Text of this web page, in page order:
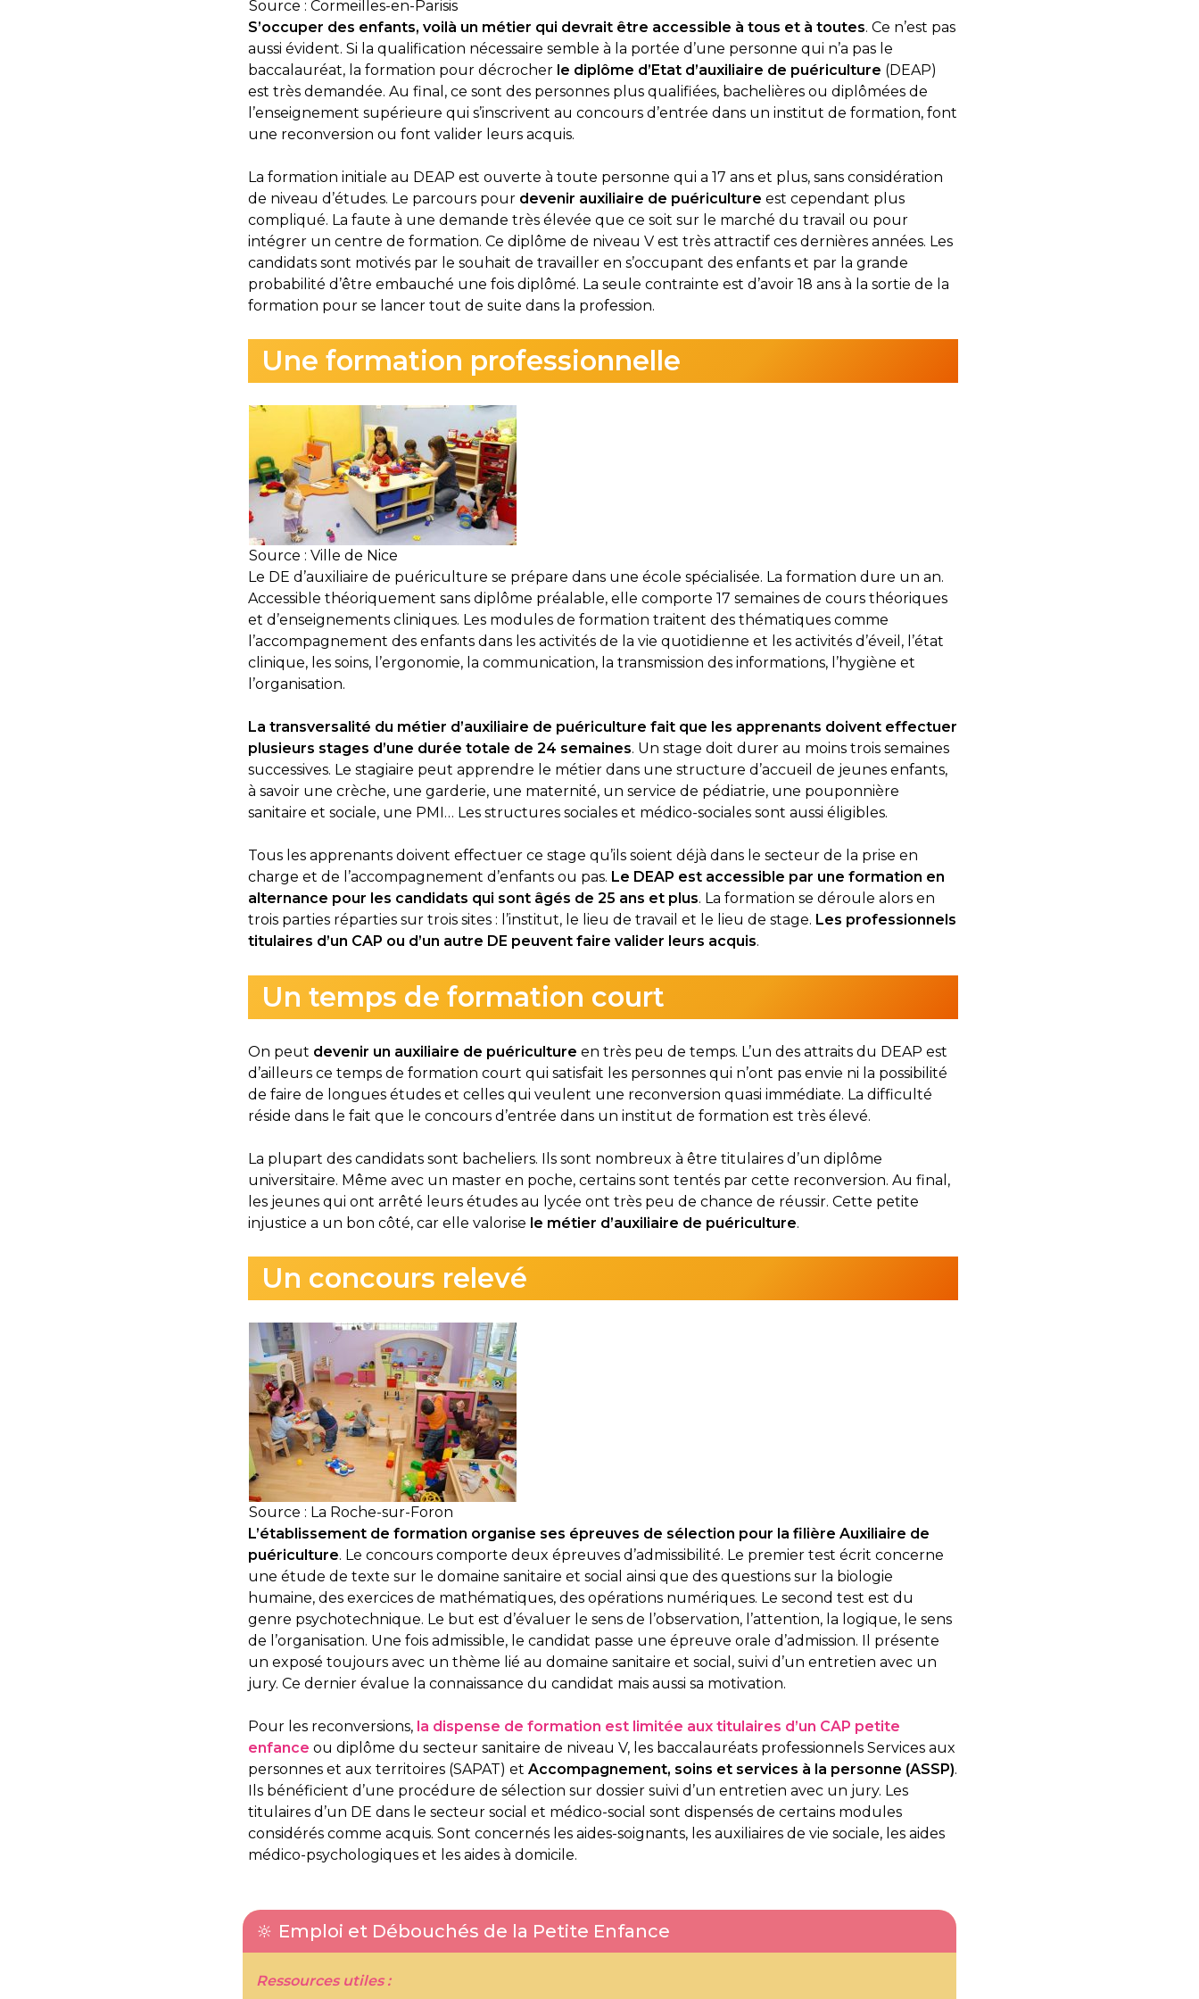
Source : Cormeilles-en-Parisis
S’occuper des enfants, voilà un métier qui devrait être accessible à tous et à toutes. Ce n’est pas
aussi évident. Si la qualification nécessaire semble à la portée d’une personne qui n’a pas le
baccalauréat, la formation pour décrocher le diplôme d’Etat d’auxiliaire de puériculture (DEAP)
est très demandée. Au final, ce sont des personnes plus qualifiées, bachelières ou diplômées de
l’enseignement supérieure qui s’inscrivent au concours d’entrée dans un institut de formation, font
une reconversion ou font valider leurs acquis.
La formation initiale au DEAP est ouverte à toute personne qui a 17 ans et plus, sans considération
de niveau d’études. Le parcours pour devenir auxiliaire de puériculture est cependant plus
compliqué. La faute à une demande très élevée que ce soit sur le marché du travail ou pour
intégrer un centre de formation. Ce diplôme de niveau V est très attractif ces dernières années. Les
candidats sont motivés par le souhait de travailler en s’occupant des enfants et par la grande
probabilité d’être embauché une fois diplômé. La seule contrainte est d’avoir 18 ans à la sortie de la
formation pour se lancer tout de suite dans la profession.
Une formation professionnelle
Source : Ville de Nice
Le DE d’auxiliaire de puériculture se prépare dans une école spécialisée. La formation dure un an.
Accessible théoriquement sans diplôme préalable, elle comporte 17 semaines de cours théoriques
et d’enseignements cliniques. Les modules de formation traitent des thématiques comme
l’accompagnement des enfants dans les activités de la vie quotidienne et les activités d’éveil, l’état
clinique, les soins, l’ergonomie, la communication, la transmission des informations, l’hygiène et
l’organisation.
La transversalité du métier d’auxiliaire de puériculture fait que les apprenants doivent effectuer
plusieurs stages d’une durée totale de 24 semaines. Un stage doit durer au moins trois semaines
successives. Le stagiaire peut apprendre le métier dans une structure d’accueil de jeunes enfants,
à savoir une crèche, une garderie, une maternité, un service de pédiatrie, une pouponnière
sanitaire et sociale, une PMI… Les structures sociales et médico-sociales sont aussi éligibles.
Tous les apprenants doivent effectuer ce stage qu’ils soient déjà dans le secteur de la prise en
charge et de l’accompagnement d’enfants ou pas. Le DEAP est accessible par une formation en
alternance pour les candidats qui sont âgés de 25 ans et plus. La formation se déroule alors en
trois parties réparties sur trois sites : l’institut, le lieu de travail et le lieu de stage. Les professionnels
titulaires d’un CAP ou d’un autre DE peuvent faire valider leurs acquis.
Un temps de formation court
On peut devenir un auxiliaire de puériculture en très peu de temps. L’un des attraits du DEAP est
d’ailleurs ce temps de formation court qui satisfait les personnes qui n’ont pas envie ni la possibilité
de faire de longues études et celles qui veulent une reconversion quasi immédiate. La difficulté
réside dans le fait que le concours d’entrée dans un institut de formation est très élevé.
La plupart des candidats sont bacheliers. Ils sont nombreux à être titulaires d’un diplôme
universitaire. Même avec un master en poche, certains sont tentés par cette reconversion. Au final,
les jeunes qui ont arrêté leurs études au lycée ont très peu de chance de réussir. Cette petite
injustice a un bon côté, car elle valorise le métier d’auxiliaire de puériculture.
Un concours relevé
Source : La Roche-sur-Foron
L’établissement de formation organise ses épreuves de sélection pour la filière Auxiliaire de
puériculture. Le concours comporte deux épreuves d’admissibilité. Le premier test écrit concerne
une étude de texte sur le domaine sanitaire et social ainsi que des questions sur la biologie
humaine, des exercices de mathématiques, des opérations numériques. Le second test est du
genre psychotechnique. Le but est d’évaluer le sens de l’observation, l’attention, la logique, le sens
de l’organisation. Une fois admissible, le candidat passe une épreuve orale d’admission. Il présente
un exposé toujours avec un thème lié au domaine sanitaire et social, suivi d’un entretien avec un
jury. Ce dernier évalue la connaissance du candidat mais aussi sa motivation.
Pour les reconversions, la dispense de formation est limitée aux titulaires d’un CAP petite
enfance ou diplôme du secteur sanitaire de niveau V, les baccalauréats professionnels Services aux
personnes et aux territoires (SAPAT) et Accompagnement, soins et services à la personne (ASSP).
Ils bénéficient d’une procédure de sélection sur dossier suivi d’un entretien avec un jury. Les
titulaires d’un DE dans le secteur social et médico-social sont dispensés de certains modules
considérés comme acquis. Sont concernés les aides-soignants, les auxiliaires de vie sociale, les aides
médico-psychologiques et les aides à domicile.
🔆 Emploi et Débouchés de la Petite Enfance
Ressources utiles :